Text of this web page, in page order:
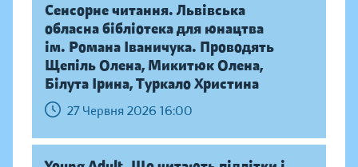
Сенсорне читання. Львівська
обласна бібліотека для юнацтва
ім. Романа Іваничука. Проводять
Щепіль Олена, Микитюк Олена,
Білута Ірина, Туркало Христина
27 Червня 2026 16:00